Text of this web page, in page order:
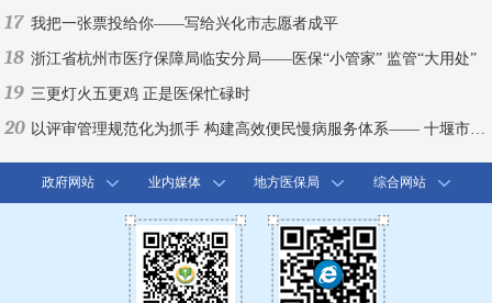
17 我把一张票投给你——写给兴化市志愿者成平
18 浙江省杭州市医疗保障局临安分局——医保“小管家” 监管“大用处”
19 三更灯火五更鸡 正是医保忙碌时
20 以评审管理规范化为抓手 构建高效便民慢病服务体系—— 十堰市门诊慢特病保障工作实践与探索
政府网站 业内媒体 地方医保局 综合网站